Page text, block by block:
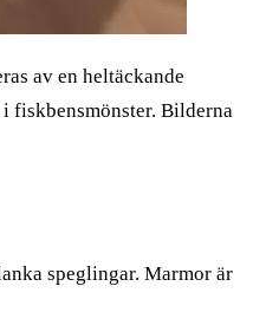
av en heltäckande
fiskbensmönster. Bilderna
speglingar. Marmor är